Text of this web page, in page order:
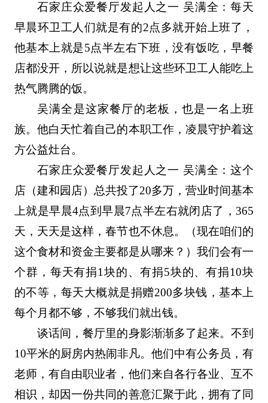
石家庄众爱餐厅发起人之一 吴满全：每天
早晨环卫工人们就是有的2点多就开始上班了，
他基本上就是5点半左右下班，没有饭吃，早餐
店都没开，所以说就是想让这些环卫工人能吃上
热气腾腾的饭。
吴满全是这家餐厅的老板，也是一名上班
族。他白天忙着自己的本职工作，凌晨守护着这
方公益灶台。
石家庄众爱餐厅发起人之一 吴满全：这个
店（建和园店）总共投了20多万，营业时间基本
上就是早晨4点到早晨7点半左右就闭店了，365
天，天天是这样，春节也不休息。（现在咱们的
这个食材和资金主要都是从哪来？）我们会有一
个群，每天有捐1块的、有捐5块的、有捐10块
的不等，每天大概就是捐赠200多块钱，基本上
每个月都不够，不够我们就出钱。
谈话间，餐厅里的身影渐渐多了起来。不到
10平米的厨房内热闹非凡。他们中有公务员，有
老师，有自由职业者，他们来自各行各业、互不
相识，却因一份共同的善意汇聚于此，拥有了同